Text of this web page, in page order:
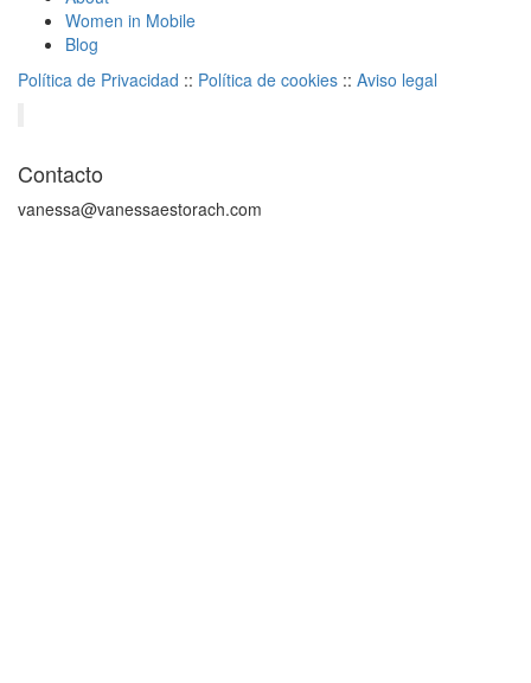
Women in Mobile
Blog
Política de Privacidad :: Política de cookies :: Aviso legal
Contacto
vanessa@vanessaestorach.com